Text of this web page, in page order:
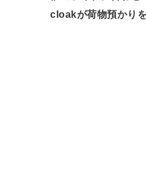
cloakが荷物預かりを